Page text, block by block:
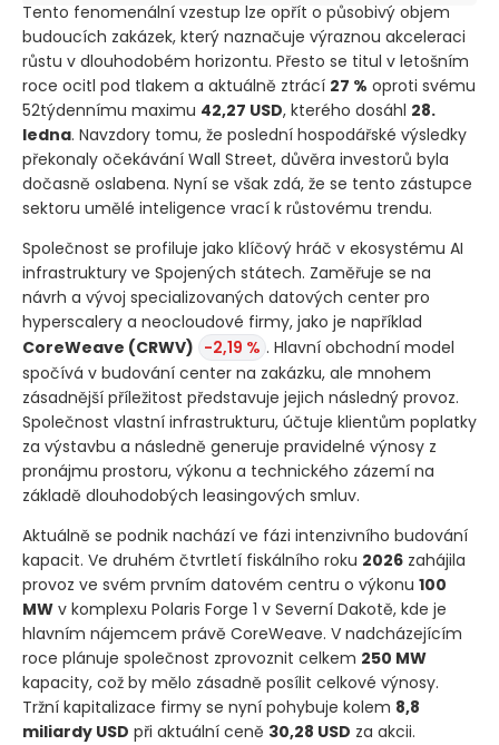
Tento fenomenální vzestup lze opřít o působivý objem
budoucích zakázek, který naznačuje výraznou akceleraci
růstu v dlouhodobém horizontu. Přesto se titul v letošním
roce ocitl pod tlakem a aktuálně ztrácí 27 % oproti svému
52týdennímu maximu 42,27 USD, kterého dosáhl 28.
ledna. Navzdory tomu, že poslední hospodářské výsledky
překonaly očekávání Wall Street, důvěra investorů byla
dočasně oslabena. Nyní se však zdá, že se tento zástupce
sektoru umělé inteligence vrací k růstovému trendu.
Společnost se profiluje jako klíčový hráč v ekosystému AI
infrastruktury ve Spojených státech. Zaměřuje se na
návrh a vývoj specializovaných datových center pro
hyperscalery a neocloudové firmy, jako je například
CoreWeave (CRWV) -2,19 % . Hlavní obchodní model
spočívá v budování center na zakázku, ale mnohem
zásadnější příležitost představuje jejich následný provoz.
Společnost vlastní infrastrukturu, účtuje klientům poplatky
za výstavbu a následně generuje pravidelné výnosy z
pronájmu prostoru, výkonu a technického zázemí na
základě dlouhodobých leasingových smluv.
Aktuálně se podnik nachází ve fázi intenzivního budování
kapacit. Ve druhém čtvrtletí fiskálního roku 2026 zahájila
provoz ve svém prvním datovém centru o výkonu 100
MW v komplexu Polaris Forge 1 v Severní Dakotě, kde je
hlavním nájemcem právě CoreWeave. V nadcházejícím
roce plánuje společnost zprovoznit celkem 250 MW
kapacity, což by mělo zásadně posílit celkové výnosy.
Tržní kapitalizace firmy se nyní pohybuje kolem 8,8
miliardy USD při aktuální ceně 30,28 USD za akcii.